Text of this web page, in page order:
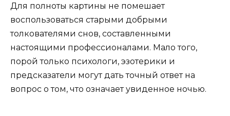
Для полноты картины не помешает
воспользоваться старыми добрыми
толкователями снов, составленными
настоящими профессионалами. Мало того,
порой только психологи, эзотерики и
предсказатели могут дать точный ответ на
вопрос о том, что означает увиденное ночью.